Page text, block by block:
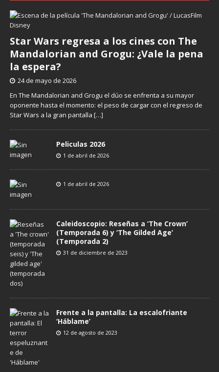
Star Wars regresa a los cines con The
Mandalorian and Grogu: ¿Vale la pena
la espera?
24 de mayo de 2026
En The Mandalorian and Grogu el dúo se enfrenta a su mayor
oponente hasta el momento: el peso de cargar con el regreso de
Star Wars a la gran pantalla […]
Peliculas 2026
1 de abril de 2026
1 de abril de 2026
Caleidoscopio: Reseñas a ‘The Crown’
(Temporada 6) y ‘The Gilded Age’
(Temporada 2)
31 de diciembre de 2023
Frente a la pantalla: La escalofriante
‘Háblame’
12 de agosto de 2023